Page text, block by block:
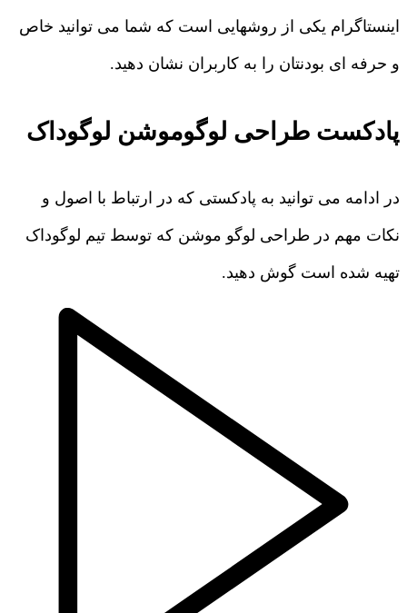
اینستاگرام یکی از روشهایی است که شما می توانید خاص
و حرفه ای بودنتان را به کاربران نشان دهید.
پادکست طراحی لوگوموشن لوگوداک
در ادامه می توانید به پادکستی که در ارتباط با اصول و
نکات مهم در طراحی لوگو موشن که توسط تیم لوگوداک
تهیه شده است گوش دهید.